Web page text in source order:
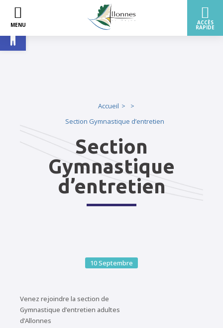
Ouvrir la barre d’outils
Accueil
Section Gymnastique d’entretien
Section
Gymnastique
d’entretien
10Septembre
Venez rejoindre la section de
Gymnastique d’entretien adultes
d’Allonnes